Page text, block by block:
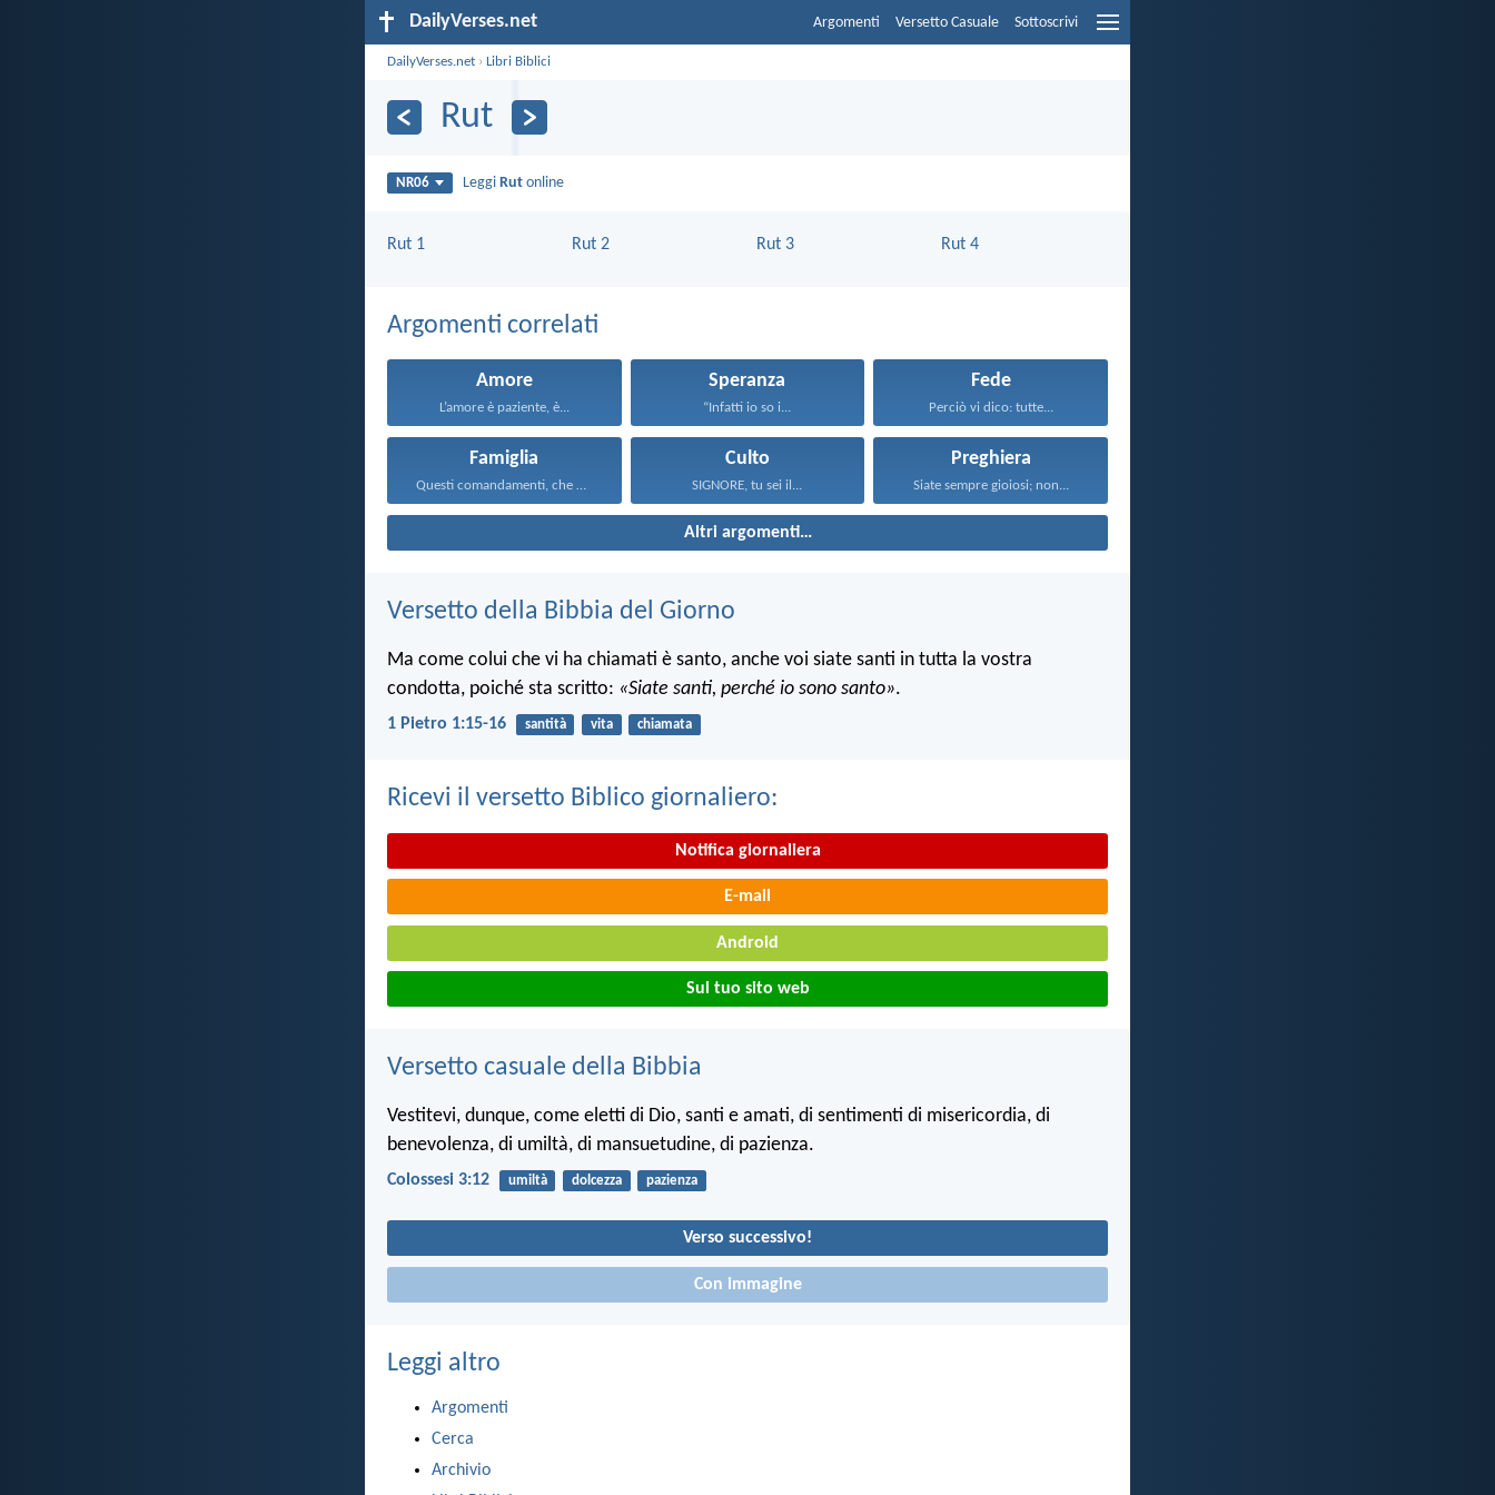
DailyVerses.net Argomenti Versetto Casuale Sottoscrivi
DailyVerses.net ›Libri Biblici
Rut
NR06 Leggi Rut online
Rut 1 Rut 2 Rut 3 Rut 4
Argomenti correlati
Amore
L’amore è paziente, è...
Speranza
“Infatti io so i...
Fede
Perciò vi dico: tutte...
Famiglia
Questi comandamenti, che oggi...
Culto
SIGNORE, tu sei il...
Preghiera
Siate sempre gioiosi; non...
Altri argomenti…
Versetto della Bibbia del Giorno
Ma come colui che vi ha chiamati è santo, anche voi siate santi in tutta la vostra
condotta, poiché sta scritto: «Siate santi, perché io sono santo».
1 Pietro 1:15-16 santità vita chiamata
Ricevi il versetto Biblico giornaliero:
Notifica giornaliera
E-mail
Android
Sul tuo sito web
Versetto casuale della Bibbia
Vestitevi, dunque, come eletti di Dio, santi e amati, di sentimenti di misericordia, di
benevolenza, di umiltà, di mansuetudine, di pazienza.
Colossesi 3:12 umiltà dolcezza pazienza
Verso successivo!
Con immagine
Leggi altro
Argomenti
Cerca
Archivio